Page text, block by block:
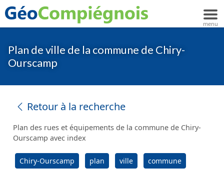
Plan de ville de la commune de Chiry-
Ourscamp
Retour à la recherche
Plan des rues et équipements de la commune de Chiry-
Ourscamp avec index
Chiry-Ourscamp plan ville commune